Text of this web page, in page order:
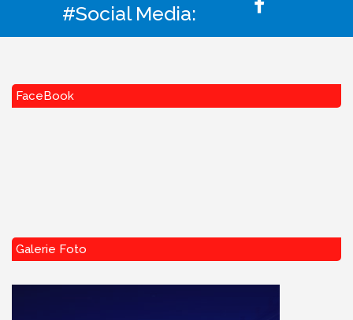
#Social Media:
FaceBook
Galerie Foto